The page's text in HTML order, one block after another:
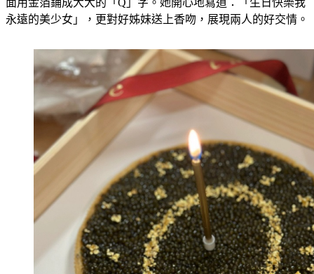
永遠的美少女」，更對好姊妹送上香吻，展現兩人的好交情。